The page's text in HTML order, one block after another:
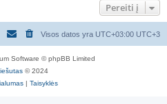
Pereiti į
Visos datos yra UTC+03:00 UTC+3
Software © phpBB Limited
© 2024
| Taisyklės